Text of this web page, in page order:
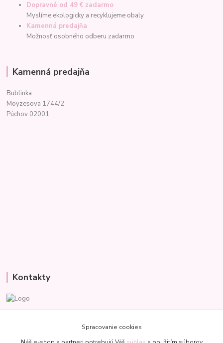
Dopravné od 49 € zadarmo
Myslíme ekologicky a recyklujeme obaly
Kamenná predajňa
Možnosť osobného odberu zadarmo
Kamenná predajňa
Bublinka
Moyzesova 1744/2
Púchov 02001
Kontakty
+421 907 977 470Spracovanie cookies